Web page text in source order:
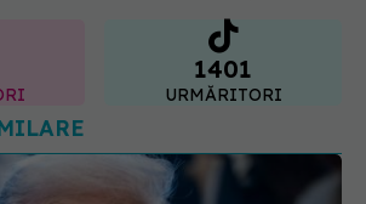
1401
URMĂRITORI